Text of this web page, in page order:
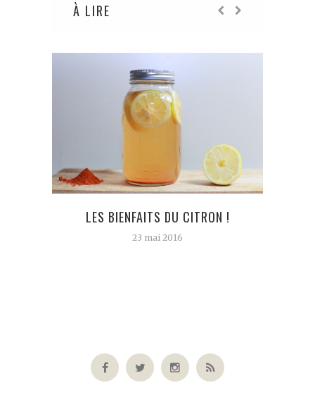
À LIRE
LES BIENFAITS DU CITRON !
23 mai 2016